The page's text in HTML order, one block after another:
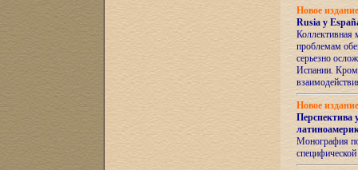
Новое
Rusia y
Коллективная
проблемам
серьезно
Испании.
Новое
Перспектива
Монография